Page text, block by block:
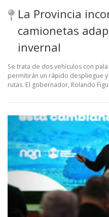
La Provincia
camionetas
invernal
Se trata de dos vehículos con
permitirán un rápido despliegue
rutas. El gobernador, Rolando